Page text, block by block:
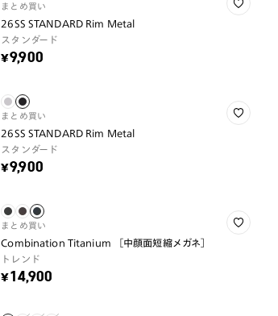
まとめ買い
26SS STANDARD Rim Metal
スタンダード
¥9,900
まとめ買い
26SS STANDARD Rim Metal
スタンダード
¥9,900
まとめ買い
Combination Titanium ［中顔面短縮メガネ］
トレンド
¥14,900